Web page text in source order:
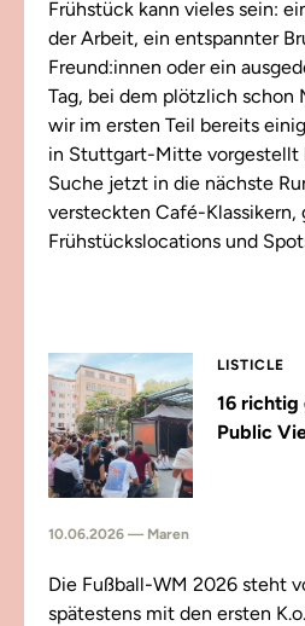
Frühstück kann vieles sein:
der Arbeit, ein entspannter
Freund:innen oder ein
Tag, bei dem plötzlich schon
wir im ersten Teil bereits
in Stuttgart-Mitte vorgestellt
Suche jetzt in die nächste
versteckten Café-Klassikern,
Frühstückslocations und
LISTICLE
16 richtig
Public
10.06.2026 — Maren
Die Fußball-WM 2026 steht
spätestens mit den ersten